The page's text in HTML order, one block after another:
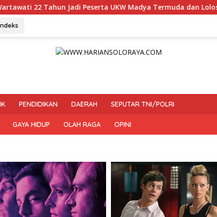
UKW Madya Termuda dan Lolos Kompeten, Buktikan
PENDIDIKAN DAERAH SEPUTAR TNI/POLRI
GAYA HIDUP OLAH RAGA OPINI